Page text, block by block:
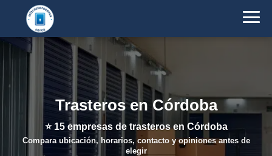
Trasteros en Córdoba
⭐ 15empresas de trasteros en Córdoba
Compara ubicación, horarios, contacto y opiniones antes de
elegir